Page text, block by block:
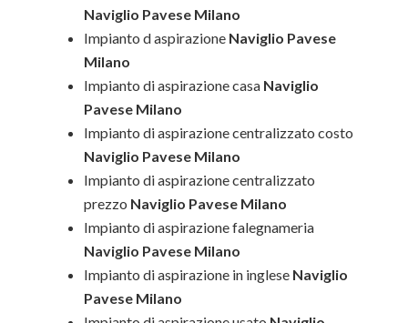
Naviglio Pavese Milano
Impianto d aspirazione Naviglio Pavese
Milano
Impianto di aspirazione casa Naviglio
Pavese Milano
Impianto di aspirazione centralizzato costo
Naviglio Pavese Milano
Impianto di aspirazione centralizzato
prezzo Naviglio Pavese Milano
Impianto di aspirazione falegnameria
Naviglio Pavese Milano
Impianto di aspirazione in inglese Naviglio
Pavese Milano